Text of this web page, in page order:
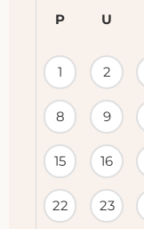
KALENDÁR
PODUJATÍ
P U
1 2
8 9
15 16
22 23